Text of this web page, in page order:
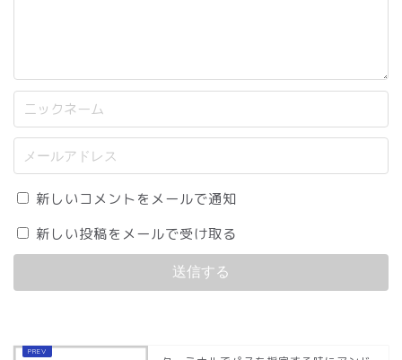
新しいコメントをメールで通知
新しい投稿をメールで受け取る